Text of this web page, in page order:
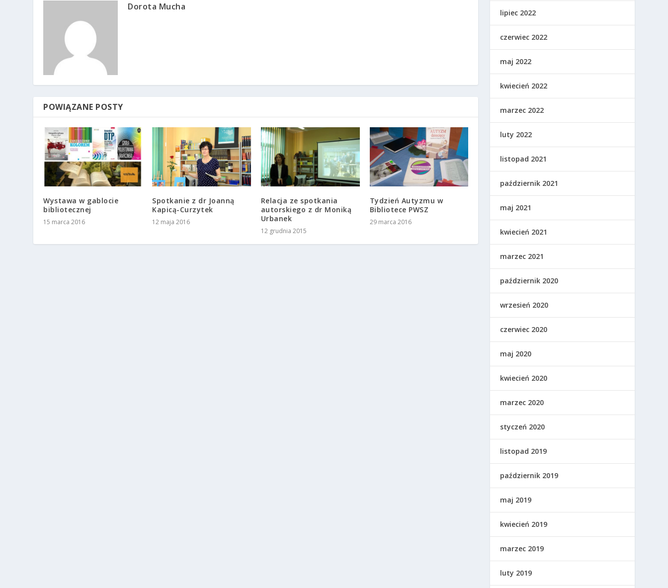
Dorota Mucha
POWIĄZANE POSTY
Wystawa w gablocie
bibliotecznej
15 marca 2016
Spotkanie z dr Joanną
Kapicą-Curzytek
12 maja 2016
Relacja ze spotkania
autorskiego z dr Moniką
Urbanek
12 grudnia 2015
Tydzień Autyzmu w
Bibliotece PWSZ
29 marca 2016
lipiec 2022
czerwiec 2022
maj 2022
kwiecień 2022
marzec 2022
luty 2022
listopad 2021
październik 2021
maj 2021
kwiecień 2021
marzec 2021
październik 2020
wrzesień 2020
czerwiec 2020
maj 2020
kwiecień 2020
marzec 2020
styczeń 2020
listopad 2019
październik 2019
maj 2019
kwiecień 2019
marzec 2019
luty 2019